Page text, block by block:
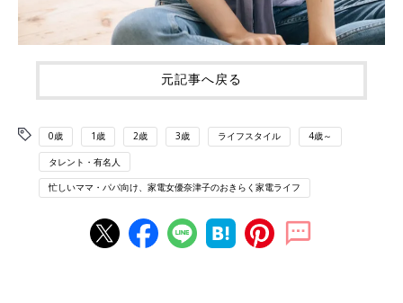
元記事へ戻る
0歳 1歳 2歳 3歳 ライフスタイル 4歳～
タレント・有名人
忙しいママ・パパ向け、家電女優奈津子のおきらく家電ライフ